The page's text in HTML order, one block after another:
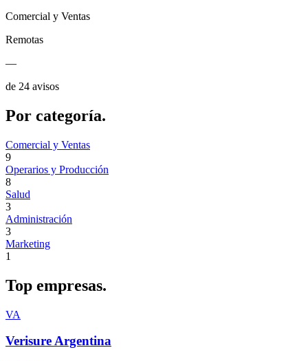
Comercial y Ventas
Remotas
—
de 24 avisos
Por categoría.
Comercial y Ventas
9
Operarios y Producción
8
Salud
3
Administración
3
Marketing
1
Top empresas.
VA
Verisure Argentina